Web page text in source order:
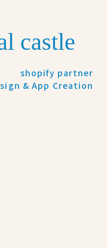
shopify partner
& App Creation